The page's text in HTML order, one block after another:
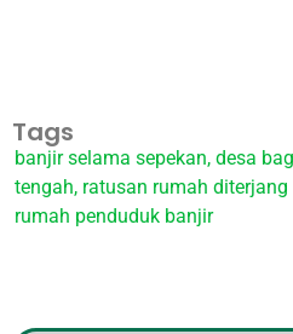
Tags
banjir selama sepekan, desa
tengah, ratusan rumah diterjang
rumah penduduk banjir